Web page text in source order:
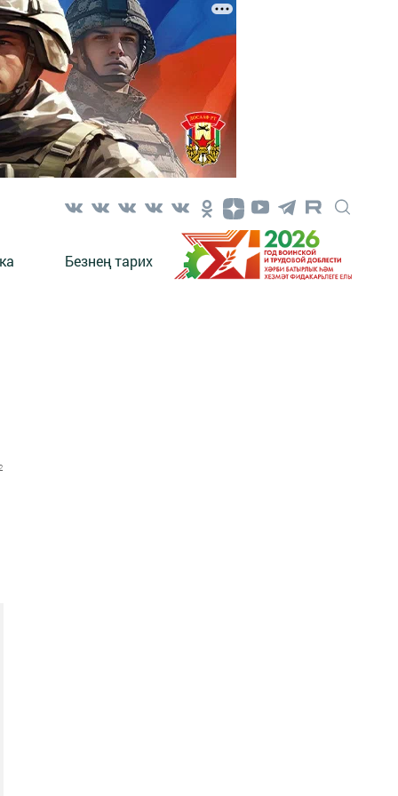
Безнең тарих